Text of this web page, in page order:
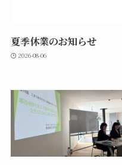
夏季休業のお知らせ
2026-08-06